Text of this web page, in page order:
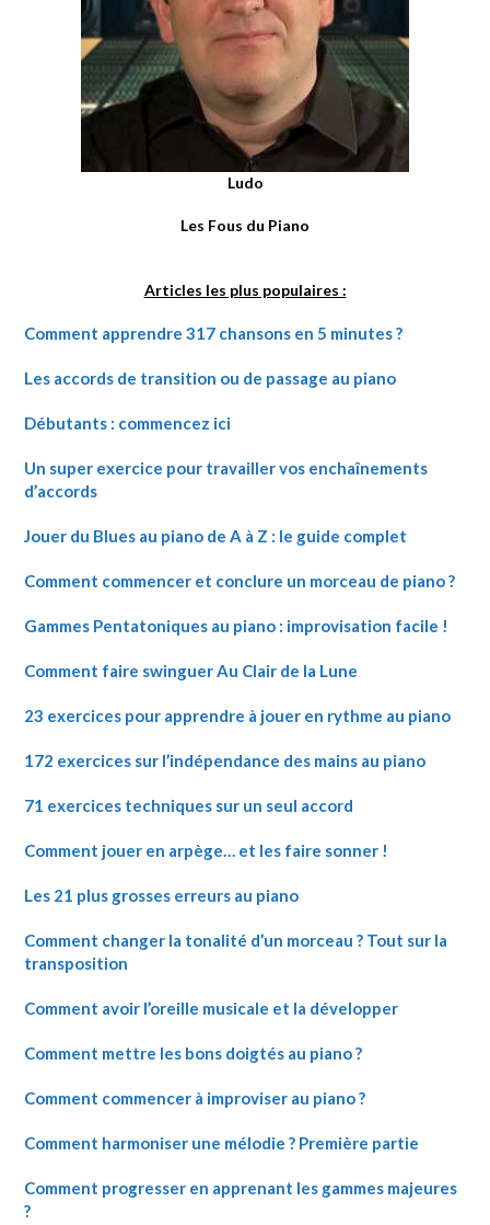
Ludo
Les Fous du Piano
Articles les plus populaires :
Comment apprendre 317 chansons en 5 minutes ?
Les accords de transition ou de passage au piano
Débutants : commencez ici
Un super exercice pour travailler vos enchaînements
d’accords
Jouer du Blues au piano de A à Z : le guide complet
Comment commencer et conclure un morceau de piano ?
Gammes Pentatoniques au piano : improvisation facile !
Comment faire swinguer Au Clair de la Lune
23 exercices pour apprendre à jouer en rythme au piano
172 exercices sur l’indépendance des mains au piano
71 exercices techniques sur un seul accord
Comment jouer en arpège… et les faire sonner !
Les 21 plus grosses erreurs au piano
Comment changer la tonalité d’un morceau ? Tout sur la
transposition
Comment avoir l’oreille musicale et la développer
Comment mettre les bons doigtés au piano ?
Comment commencer à improviser au piano ?
Comment harmoniser une mélodie ? Première partie
Comment progresser en apprenant les gammes majeures
?